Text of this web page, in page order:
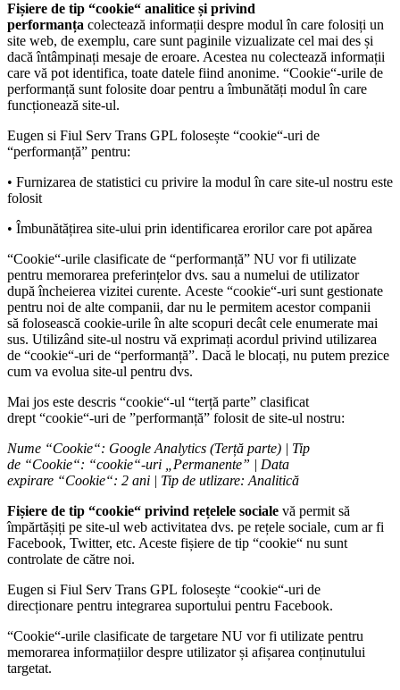
Fișiere de tip “cookie“ analitice și privind
performanța colectează informații despre modul în care folosiți un
site web, de exemplu, care sunt paginile vizualizate cel mai des și
dacă întâmpinați mesaje de eroare. Acestea nu colectează informații
care vă pot identifica, toate datele fiind anonime. “Cookie“-urile de
performanță sunt folosite doar pentru a îmbunătăți modul în care
funcționează site-ul.
Eugen si Fiul Serv Trans GPL folosește “cookie“-uri de
“performanță” pentru:
• Furnizarea de statistici cu privire la modul în care site-ul nostru este
folosit
• Îmbunătățirea site-ului prin identificarea erorilor care pot apărea
“Cookie“-urile clasificate de “performanță” NU vor fi utilizate
pentru memorarea preferințelor dvs. sau a numelui de utilizator
după încheierea vizitei curente. Aceste “cookie“-uri sunt gestionate
pentru noi de alte companii, dar nu le permitem acestor companii
să folosească cookie-urile în alte scopuri decât cele enumerate mai
sus. Utilizând site-ul nostru vă exprimați acordul privind utilizarea
de “cookie“-uri de “performanță”. Dacă le blocați, nu putem prezice
cum va evolua site-ul pentru dvs.
Mai jos este descris “cookie“-ul “terță parte” clasificat
drept “cookie“-uri de ”performanță” folosit de site-ul nostru:
Nume “Cookie“: Google Analytics (Terță parte) | Tip
de “Cookie“: “cookie“-uri „Permanente” | Data
expirare “Cookie“: 2 ani | Tip de utlizare: Analitică
Fișiere de tip “cookie“ privind rețelele sociale vă permit să
împărtășiți pe site-ul web activitatea dvs. pe rețele sociale, cum ar fi
Facebook, Twitter, etc. Aceste fișiere de tip “cookie“ nu sunt
controlate de către noi.
Eugen si Fiul Serv Trans GPL folosește “cookie“-uri de
direcționare pentru integrarea suportului pentru Facebook.
“Cookie“-urile clasificate de targetare NU vor fi utilizate pentru
memorarea informațiilor despre utilizator și afișarea conținutului
targetat.